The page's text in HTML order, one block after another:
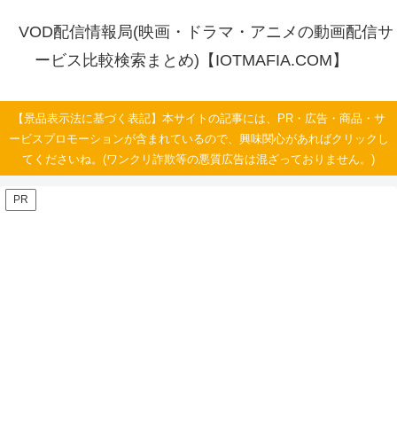
VOD配信情報局(映画・ドラマ・アニメの動画配信サ
ービス比較検索まとめ)【IOTMAFIA.COM】
【景品表示法に基づく表記】本サイトの記事には、PR・広告・商品・サ
ービスプロモーションが含まれているので、興味関心があればクリックし
てくださいね。(ワンクリ詐欺等の悪質広告は混ざっておりません。)
PR